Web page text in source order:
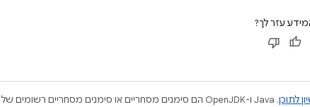
עזר לך?
לתוכן
.‏ Java ו-OpenJDK הם סימנים מסחריים או סימנים מסחריים רשומים של